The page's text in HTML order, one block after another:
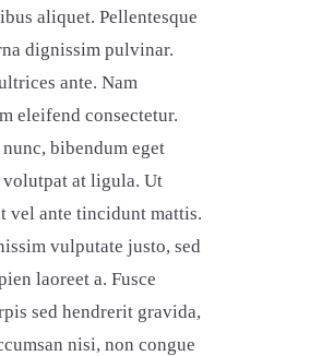
aliquet. Pellentesque
dignissim pulvinar.
ante. Nam
eleifend consectetur.
nunc, bibendum eget
volutpat at ligula. Ut
vel ante tincidunt mattis.
vulputate justo, sed
laoreet a. Fusce
sed hendrerit gravida,
nisi, non congue